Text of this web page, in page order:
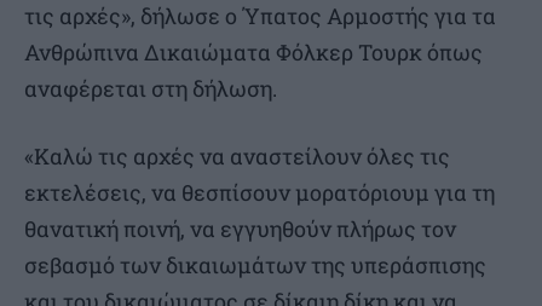
τις αρχές», δήλωσε ο Ύπατος Αρμοστής για τα
Ανθρώπινα Δικαιώματα Φόλκερ Τουρκ όπως
αναφέρεται στη δήλωση.
«Καλώ τις αρχές να αναστείλουν όλες τις
εκτελέσεις, να θεσπίσουν μορατόριουμ για τη
θανατική ποινή, να εγγυηθούν πλήρως τον
σεβασμό των δικαιωμάτων της υπεράσπισης